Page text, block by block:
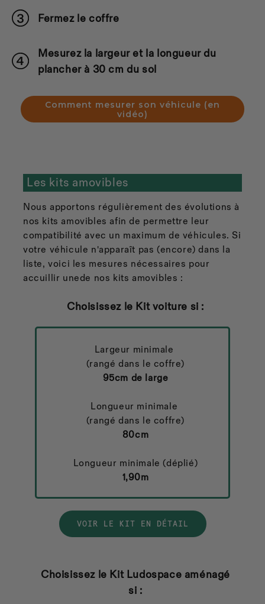
Fermez le coffre
Mesurez la largeur et la longueur du
plancher à 30 cm du sol
Comment mesurer son véhicule (en
vidéo)
Les kits amovibles
Nous apportons régulièrement des évolutions à
nos kits amovibles afin de permettre leur
compatibilité avec un maximum de véhicules. Si
votre véhicule n'apparaît pas (encore) dans la
liste, voici les mesures nécessaires pour
accuillir unede nos kits amovibles :
Choisissez le Kit voiture si :
Largeur minimale
(rangé dans le coffre)
95cm de large
Longueur minimale
(rangé dans le coffre)
80cm
Longueur minimale (déplié)
1,90m
VOIR LE KIT EN DÉTAIL
Choisissez le Kit Ludospace aménagé
si :